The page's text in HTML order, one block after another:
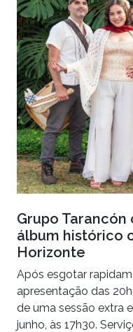
Grupo
álbum histórico
Horizonte
Após esgotar
apresentação das
de uma sessão extra
junho, às 17h30.